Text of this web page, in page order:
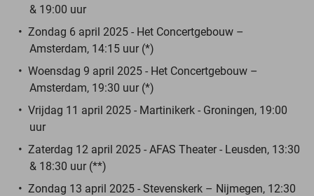
& 19:00 uur
Zondag 6 april 2025 - Het Concertgebouw –
Amsterdam, 14:15 uur (*)
Woensdag 9 april 2025 - Het Concertgebouw –
Amsterdam, 19:30 uur (*)
Vrijdag 11 april 2025 - Martinikerk - Groningen, 19:00
uur
Zaterdag 12 april 2025 - AFAS Theater - Leusden, 13:30
& 18:30 uur (**)
Zondag 13 april 2025 - Stevenskerk – Nijmegen, 12:30